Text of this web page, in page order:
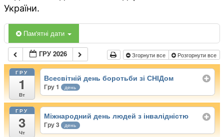
України.
Пам'ятні дати
ГРУ 2026 Згорнути все Розгорнути все
ГРУ
1
Вт
Всесвітній день боротьби зі СНІДом
Гру 1 день
ГРУ
3
Чт
Міжнародний день людей з інвалідністю
Гру 3 день